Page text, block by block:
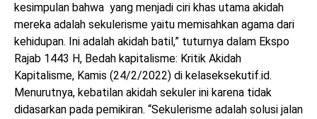
kesimpulan bahwa yang menjadi ciri khas utama akidah
mereka adalah sekulerisme yaitu memisahkan agama dari
kehidupan. Ini adalah akidah batil,” tuturnya dalam Ekspo
Rajab 1443 H, Bedah kapitalisme: Kritik Akidah
Kapitalisme, Kamis (24/2/2022) di kelaseksekutif.id.
Menurutnya, kebatilan akidah sekuler ini karena tidak
didasarkan pada pemikiran. “Sekulerisme adalah solusi jalan